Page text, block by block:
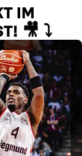
IM
🎥 ⤵️